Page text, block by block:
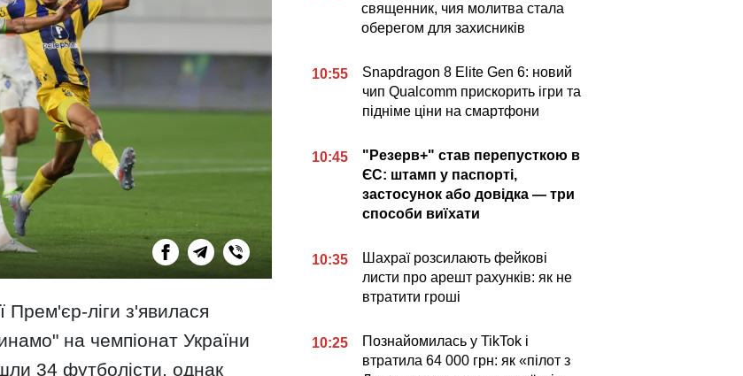
Прем'єр-ліги з'явилася
на чемпіонат України
34 футболісти, однак
священник, чия молитва стала
оберегом для захисників
10:55
Snapdragon 8 Elite Gen 6: новий
чип Qualcomm прискорить ігри та
підніме ціни на смартфони
10:45
"Резерв+" став перепусткою в
ЄС: штамп у паспорті,
застосунок або довідка — три
способи виїхати
10:35
Шахраї розсилають фейкові
листи про арешт рахунків: як не
втратити гроші
10:25
Познайомилась у TikTok і
втратила 64 000 грн: як «пілот з